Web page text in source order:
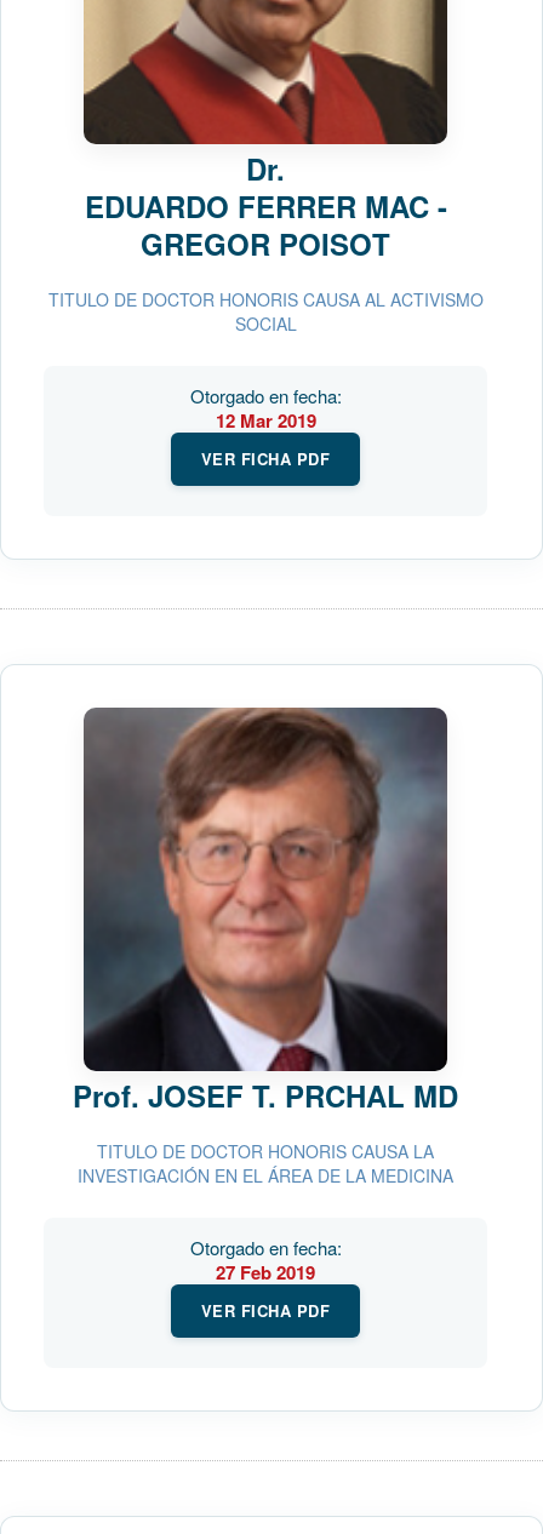
Dr.
EDUARDO FERRER MAC -
GREGOR POISOT
TITULO DE DOCTOR HONORIS CAUSA AL ACTIVISMO
SOCIAL
Otorgado en fecha:
12 Mar 2019
VER FICHA PDF
Prof. JOSEF T. PRCHAL MD
TITULO DE DOCTOR HONORIS CAUSA LA
INVESTIGACIÓN EN EL ÁREA DE LA MEDICINA
Otorgado en fecha:
27 Feb 2019
VER FICHA PDF